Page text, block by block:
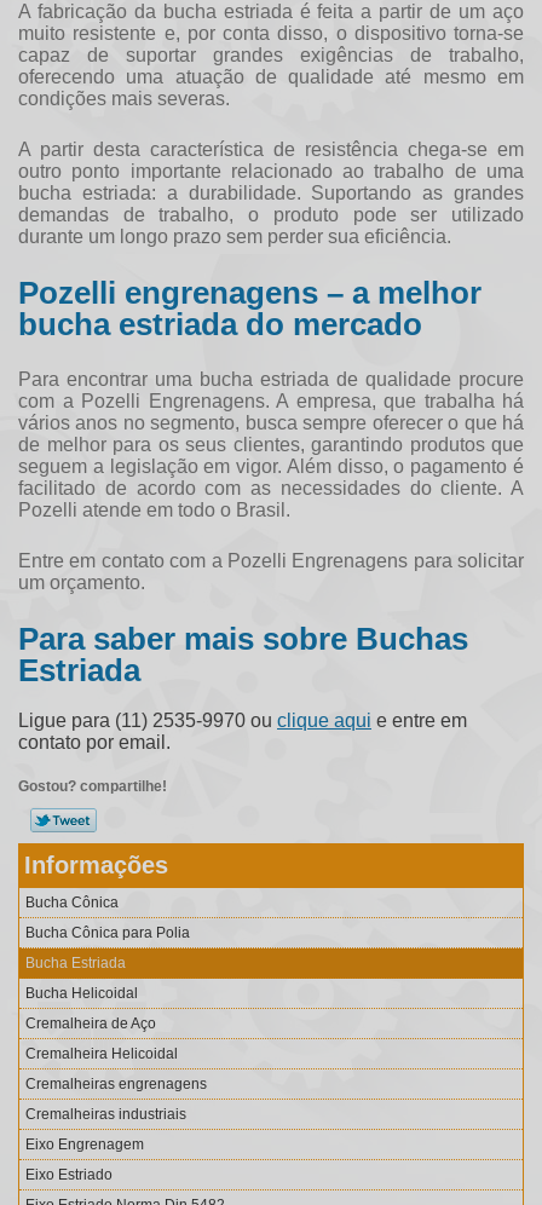
A fabricação da bucha estriada é feita a partir de um aço
muito resistente e, por conta disso, o dispositivo torna-se
capaz de suportar grandes exigências de trabalho,
oferecendo uma atuação de qualidade até mesmo em
condições mais severas.
A partir desta característica de resistência chega-se em
outro ponto importante relacionado ao trabalho de uma
bucha estriada: a durabilidade. Suportando as grandes
demandas de trabalho, o produto pode ser utilizado
durante um longo prazo sem perder sua eficiência.
Pozelli engrenagens – a melhor
bucha estriada do mercado
Para encontrar uma bucha estriada de qualidade procure
com a Pozelli Engrenagens. A empresa, que trabalha há
vários anos no segmento, busca sempre oferecer o que há
de melhor para os seus clientes, garantindo produtos que
seguem a legislação em vigor. Além disso, o pagamento é
facilitado de acordo com as necessidades do cliente. A
Pozelli atende em todo o Brasil.
Entre em contato com a Pozelli Engrenagens para solicitar
um orçamento.
Para saber mais sobre Buchas
Estriada
Ligue para (11) 2535-9970 ou clique aqui e entre em
contato por email.
Gostou? compartilhe!
Informações
Bucha Cônica
Bucha Cônica para Polia
Bucha Estriada
Bucha Helicoidal
Cremalheira de Aço
Cremalheira Helicoidal
Cremalheiras engrenagens
Cremalheiras industriais
Eixo Engrenagem
Eixo Estriado